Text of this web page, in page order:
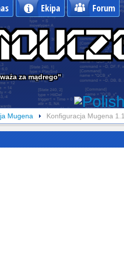
Ekipa Forum
za mądrego"
Mugena Konfiguracja Mugena 1.1